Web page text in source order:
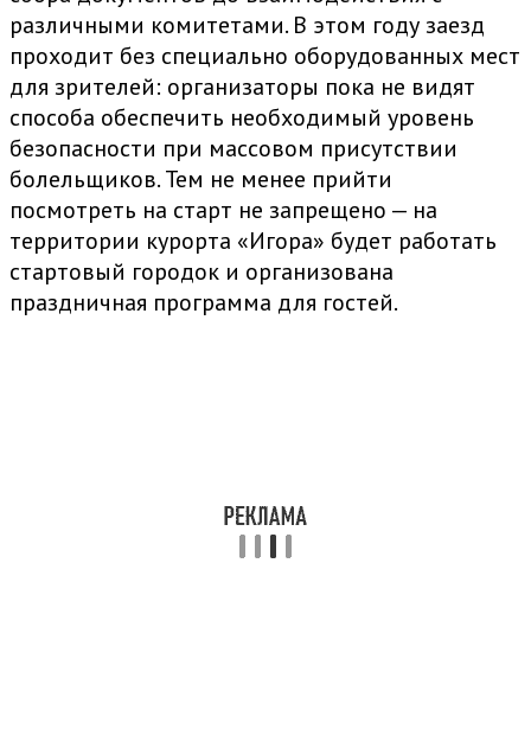
различными комитетами. В этом году заезд
проходит без специально оборудованных мест
для зрителей: организаторы пока не видят
способа обеспечить необходимый уровень
безопасности при массовом присутствии
болельщиков. Тем не менее прийти
посмотреть на старт не запрещено — на
территории курорта «Игора» будет работать
стартовый городок и организована
праздничная программа для гостей.